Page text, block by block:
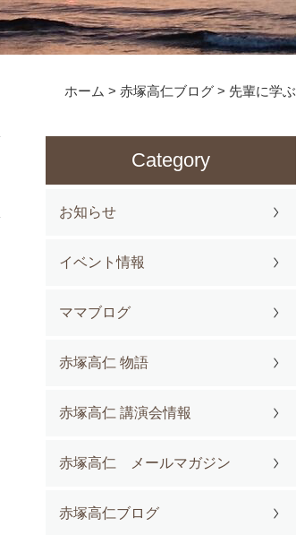
ホーム > 赤塚高仁ブログ > 先輩に学ぶ
Category
お知らせ
イベント情報
ママブログ
赤塚高仁 物語
赤塚高仁 講演会情報
赤塚高仁 メールマガジン
赤塚高仁ブログ